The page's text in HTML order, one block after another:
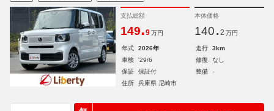
支払総額
149.9 万円
本体価格
140. 2 万円
年式 2026年 走行
3km
車検
'29/6 修復
なし
保証
保証付 整備
-
住所
兵庫県 尼崎市